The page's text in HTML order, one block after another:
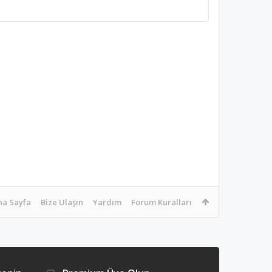
Sayfa Bize Ulaşın Yardım Forum Kuralları